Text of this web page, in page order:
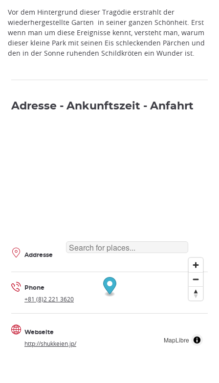
Vor dem Hintergrund dieser Tragödie erstrahlt der
wiederhergestellte Garten in seiner ganzen Schönheit. Erst
wenn man um diese Ereignisse kennt, versteht man, warum
dieser kleine Park mit seinen Eis schleckenden Pärchen und
den in der Sonne ruhenden Schildkröten ein Wunder ist.
Adresse - Ankunftszeit - Anfahrt
MapLibre
Addresse
Phone
+81 (8)2 221 3620
Webseite
http://shukkeien.jp/